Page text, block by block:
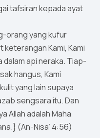
tafsiran kepada ayat
orang yang kufur
Kami, Kami
api neraka. Tiap-
hangus, Kami
yang lain supaya
sengsara itu. Dan
Allah adalah Maha
(An-Nisa’ 4:56)